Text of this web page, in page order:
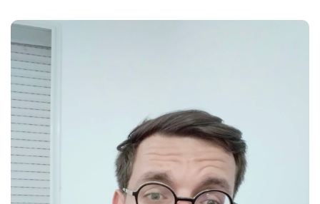
Vidéothèque
Bibliothèque
Inscription